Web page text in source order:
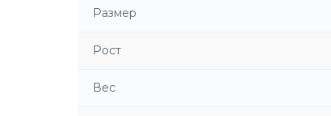
Размер
Рост
Вес